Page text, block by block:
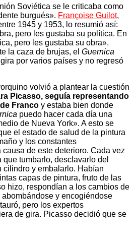
Soviética se le criticaba como
burgués». Françoise Guilot,
1945 y 1953, lo resumió así:
pero les gustaba su política. En
pero les gustaba su obra».
la caza de brujas, el Guernica
por varios países y no regresó
volvió a plantear la cuestión
Picasso, seguía representando
Franco y estaba bien donde
puedo hacer cada día una
de Nueva York». A esto se
el estado de salud de la pintura
y los constantes
de este deterioro. Cada vez
tumbarlo, desclavarlo del
cilindro y embalarlo. Habían
capas de pintura, fruto de las
hizo, respondían a los cambios de
abombándose y encogiéndose
pero los expertos
de gira. Picasso decidió que se